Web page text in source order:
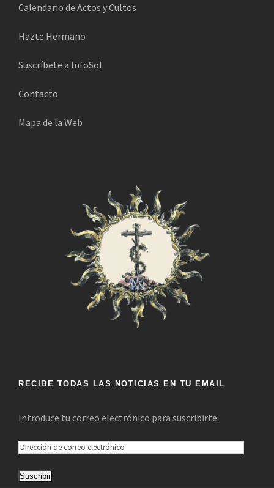
Calendario de Actos y Cultos
Hazte Hermano
Suscríbete a InfoSol
Contacto
Mapa de la Web
RECIBE TODAS LAS NOTICIAS EN TU EMAIL
Introduce tu correo electrónico para suscribirte.
D
rSuscribir